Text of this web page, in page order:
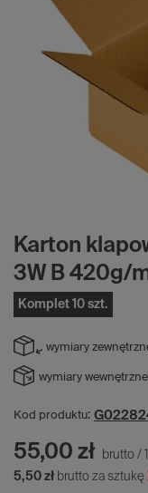
Karton
3W B 420g/
Komplet 10 szt.
wymiary
wymiary
Kod produktu:
55,00 zł brutto / 1
5,50 zł brutto za sztukę